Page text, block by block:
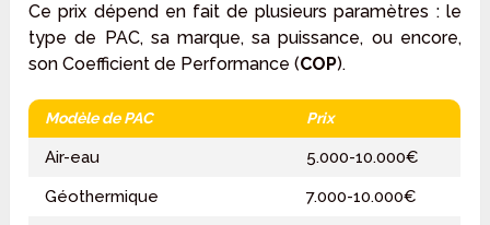
Ce prix dépend en fait de plusieurs paramètres : le
type de PAC, sa marque, sa puissance, ou encore,
son Coefficient de Performance (COP).
Modèle de PAC Prix
Air-eau
5.000-10.000€
Géothermique
7.000-10.000€